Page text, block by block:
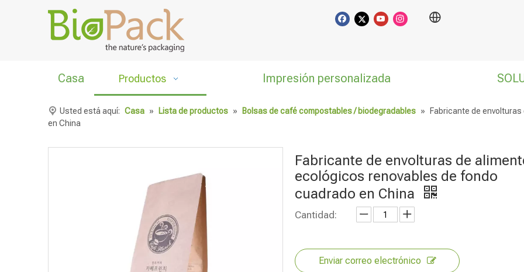
Casa Productos Impresión personalizada
Usted está aquí: Casa » Lista de productos » Bolsas de café compostables / biodegradables »
Fabricante de
en China
Fabricante de envolturas de
ecológicos renovables de fondo
cuadrado en China
Cantidad:
Enviar correo electrónico